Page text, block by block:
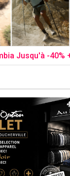
Jusqu'à -40%